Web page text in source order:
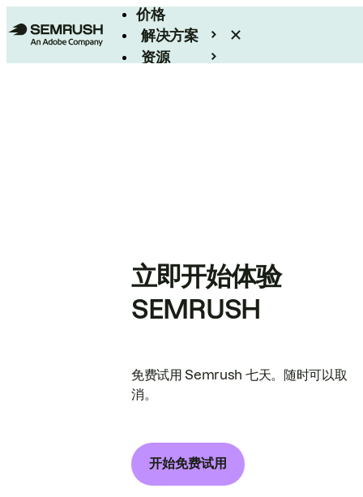
价格
解决方案
资源
立即开始体验
SEMRUSH
免费试用 Semrush 七天。随时可以取
消。
开始免费试用